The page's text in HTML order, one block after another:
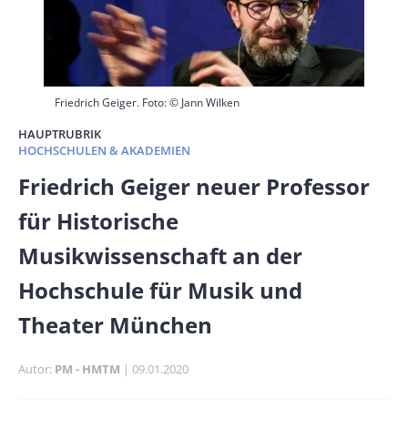
Friedrich Geiger. Foto: © Jann Wilken
HAUPTRUBRIK
HOCHSCHULEN & AKADEMIEN
Banner
Size
Friedrich Geiger neuer Professor
für Historische
Musikwissenschaft an der
Hochschule für Musik und
Theater München
Autor PM - HMTM Publikationsdatum
09.01.2020